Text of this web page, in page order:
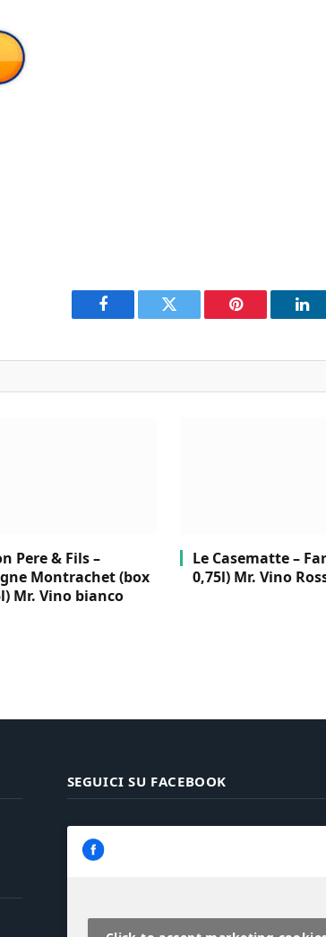
Facebook Twitter Pinterest
Pere & Fils –
Montrachet (box
Mr. Vino bianco
Le Casematte –
0,75l) Mr. Vino
SEGUICI SU FACEBOOK